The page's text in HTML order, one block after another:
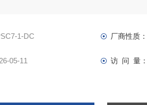
1-DC 厂商性质：
05-11 访 问 量：